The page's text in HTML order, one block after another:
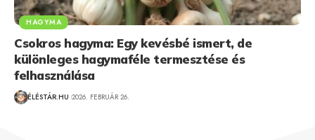
HAGYMA
Csokros hagyma: Egy kevésbé ismert, de
különleges hagymaféle termesztése és
felhasználása
ÉLÉSTÁR.HU 2026. FEBRUÁR 26.